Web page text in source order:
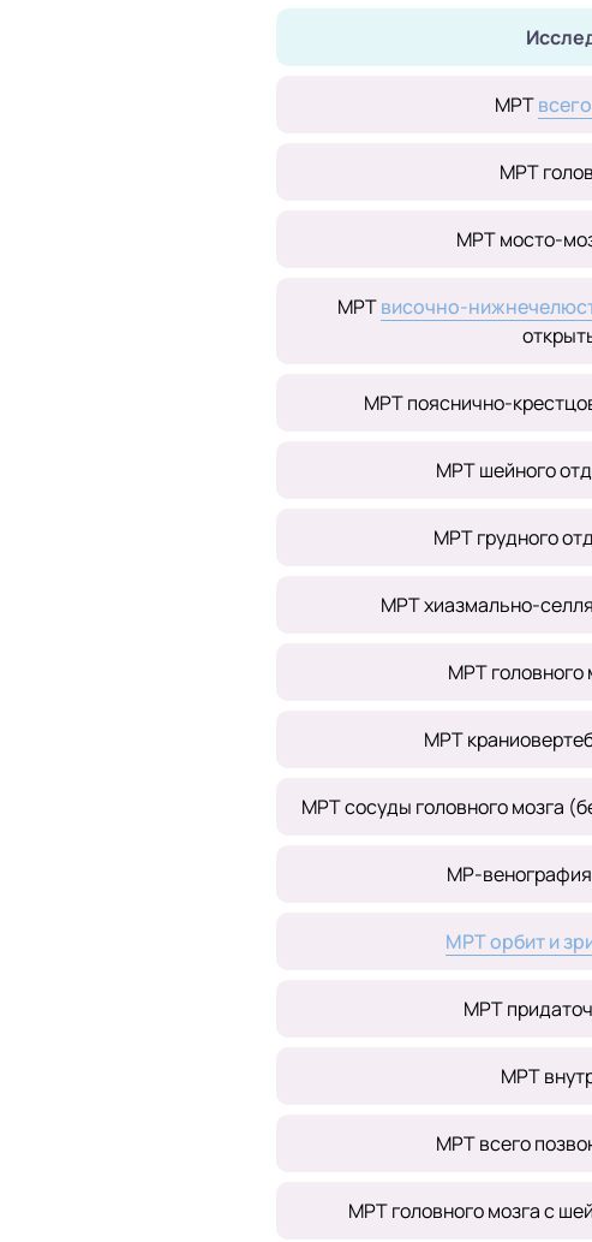
МРТ
МРТ
МРТ мосто-
МРТвисочно-
МРТ пояснично-
МРТ шейного
МРТ грудного
МРТ хиазмально-
МРТ головного
МРТ
МРТ сосуды головного мозга
МР-венография
МРТ орбит и
МРТ
МРТ
МРТ всего
МРТ головного мозга с